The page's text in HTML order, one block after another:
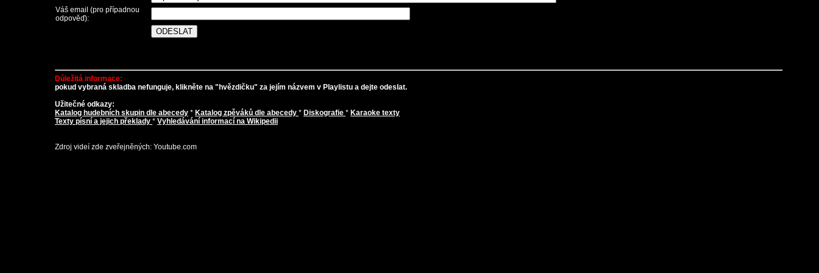
Váš email (pro případnou
odpověď):
Důležitá informace:
pokud vybraná skladba nefunguje, klikněte na "hvězdičku" za jejím názvem v Playlistu a dejte odeslat.
Užitečné odkazy:
Katalog hudebních skupin dle abecedy * Katalog zpěváků dle abecedy * Diskografie * Karaoke texty
Texty písní a jejich překlady * Vyhledávání informací na Wikipedii
Zdroj videí zde zveřejněných: Youtube.com